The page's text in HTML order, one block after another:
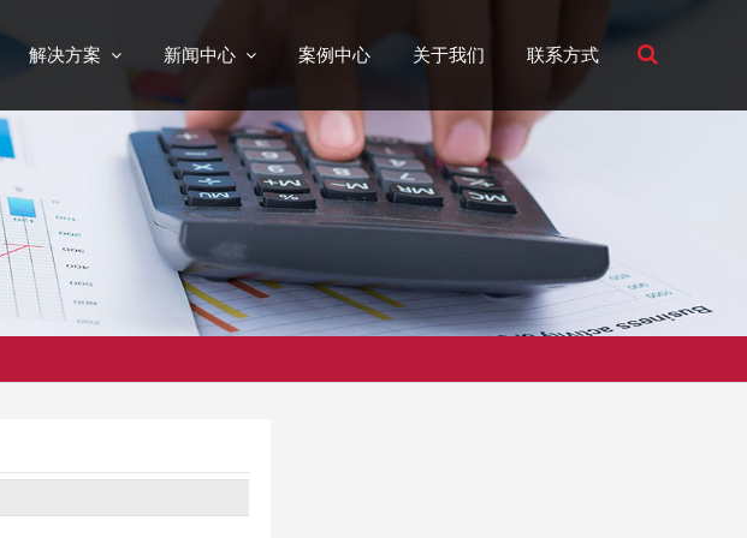
解决方案 新闻中心 案例中心 关于我们 联系方式